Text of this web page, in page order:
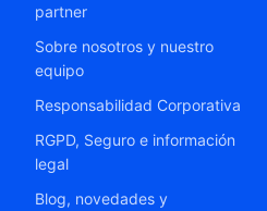
partner
Sobre nosotros y nuestro
equipo
Responsabilidad Corporativa
RGPD, Seguro e información
legal
Blog, novedades y